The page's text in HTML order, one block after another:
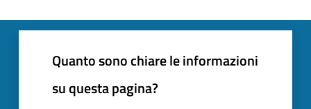
Quanto sono chiare le informazioni
su questa pagina?